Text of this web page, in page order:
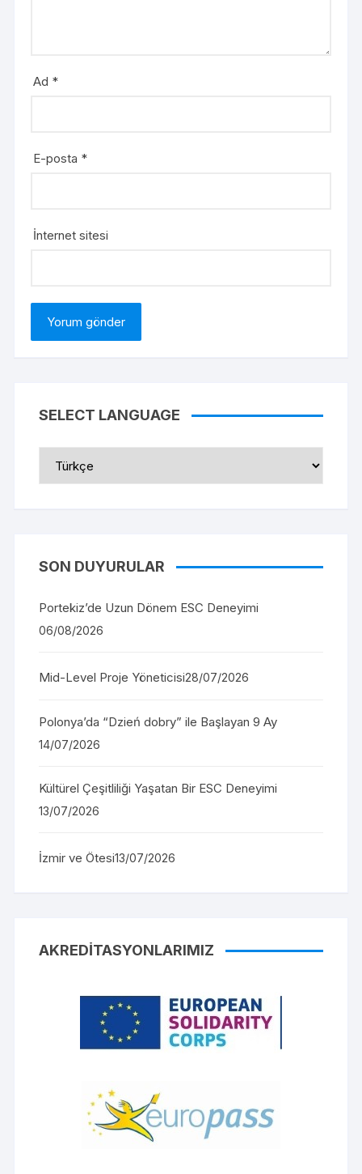
Ad *
E-posta *
İnternet sitesi
SELECT LANGUAGE
Language
SON DUYURULAR
Portekiz’de Uzun Dönem ESC Deneyimi
06/08/2026
Mid-Level Proje Yöneticisi28/07/2026
Polonya’da “Dzień dobry” ile Başlayan 9 Ay
14/07/2026
Kültürel Çeşitliliği Yaşatan Bir ESC Deneyimi
13/07/2026
İzmir ve Ötesi13/07/2026
AKREDITASYONLARIMIZ